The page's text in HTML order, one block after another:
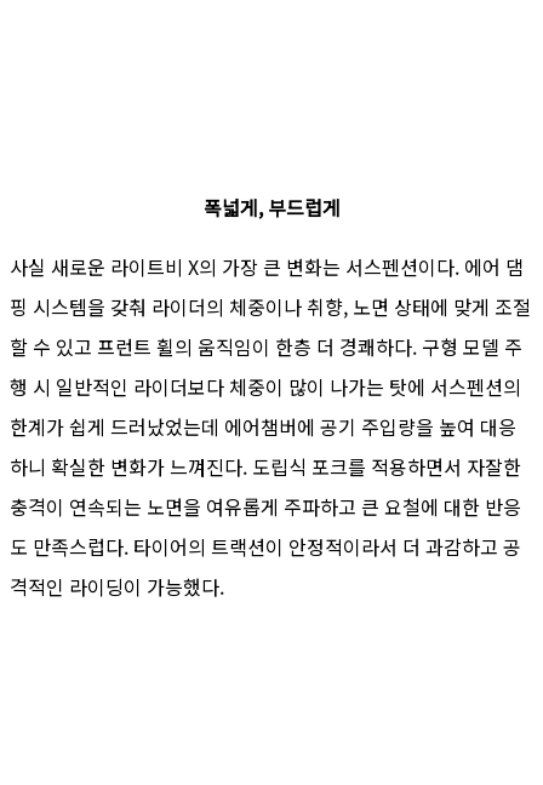
폭넓게, 부드럽게
사실 새로운 라이트비 X의 가장 큰 변화는 서스펜션이다. 에어 댐
핑 시스템을 갖춰 라이더의 체중이나 취향, 노면 상태에 맞게 조절
할 수 있고 프런트 휠의 움직임이 한층 더 경쾌하다. 구형 모델 주
행 시 일반적인 라이더보다 체중이 많이 나가는 탓에 서스펜션의
한계가 쉽게 드러났었는데 에어챔버에 공기 주입량을 높여 대응
하니 확실한 변화가 느껴진다. 도립식 포크를 적용하면서 자잘한
충격이 연속되는 노면을 여유롭게 주파하고 큰 요철에 대한 반응
도 만족스럽다. 타이어의 트랙션이 안정적이라서 더 과감하고 공
격적인 라이딩이 가능했다.